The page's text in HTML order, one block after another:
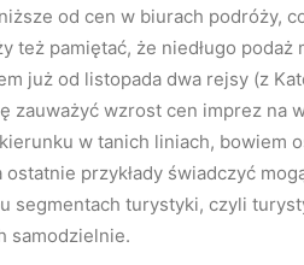
od cen w biurach podróży,
też pamiętać, że niedługo
już od listopada dwa rejsy (z
zauważyć wzrost cen imprez
w tanich liniach, bowiem
ostatnie przykłady świadczyć
segmentach turystyki, czyli
samodzielnie.